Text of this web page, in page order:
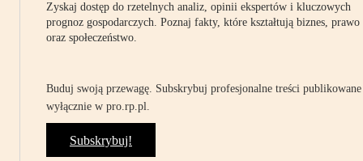
Zyskaj dostęp do rzetelnych analiz, opinii ekspertów i kluczowych
prognoz gospodarczych. Poznaj fakty, które kształtują biznes, prawo
oraz społeczeństwo.
Buduj swoją przewagę. Subskrybuj profesjonalne treści publikowane
wyłącznie w pro.rp.pl.
Subskrybuj!